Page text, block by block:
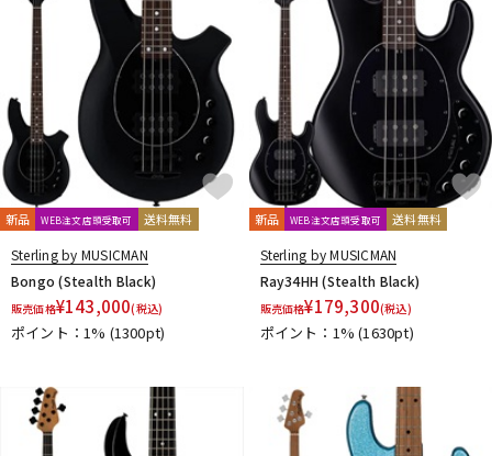
新品 WEB注文店頭受取可 送料無料
Sterling by MUSICMAN
Bongo (Stealth Black)
販売価格¥143,000(税込)
ポイント：1% (1300pt)
新品 WEB注文店頭受取可 送料無料
Sterling by MUSICMAN
Ray34HH (Stealth Black)
販売価格¥179,300(税込)
ポイント：1%(1630pt)